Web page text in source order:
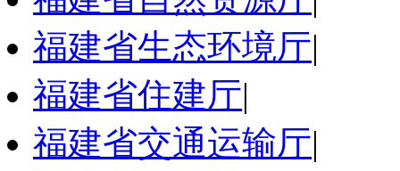
福建省生态环境厅|
福建省住建厅|
福建省交通运输厅|